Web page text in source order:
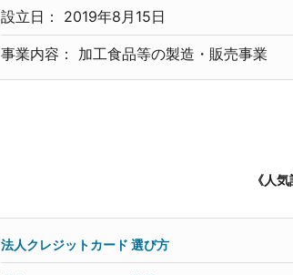
設立日： 2019年8月15日
事業内容： 加工食品等の製造・販売事業
《人気
法人クレジットカード 選び方